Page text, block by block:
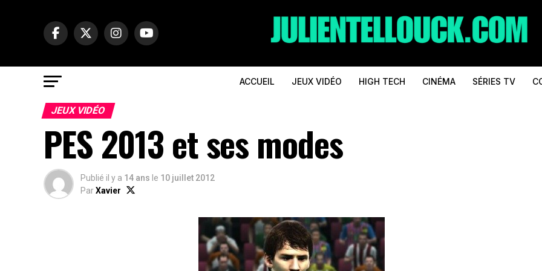
ACCUEIL JEUX VIDÉO HIGH TECH CINÉMA SÉRIES TV
JEUX VIDÉO
PES 2013 et ses modes
Publié il y a 14 ans le 10 juillet 2012
ParXavier